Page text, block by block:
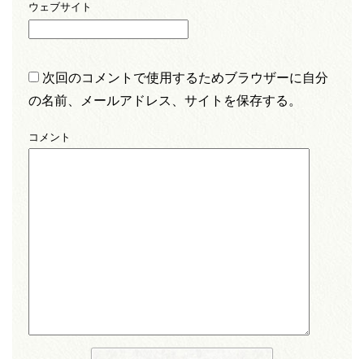
ウェブサイト
次回のコメントで使用するためブラウザーに自分
の名前、メールアドレス、サイトを保存する。
コメント